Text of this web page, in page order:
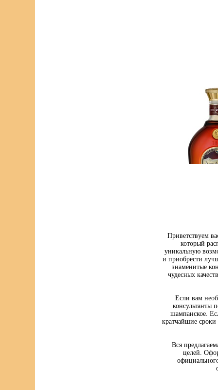
Приветствуем
который
уникальную
и приобрести
знаменитые
чудесных
Если вам
консультанты
шампанское.
кратчайшие
Вся
целей.